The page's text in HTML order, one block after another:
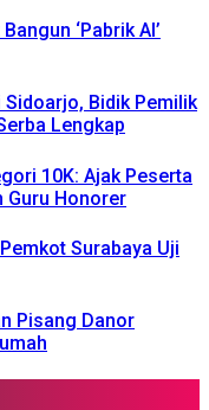
‘Pabrik AI’
Bidik Pemilik
Lengkap
10K: Ajak Peserta
Guru Honorer
Surabaya Uji
Pisang Danor